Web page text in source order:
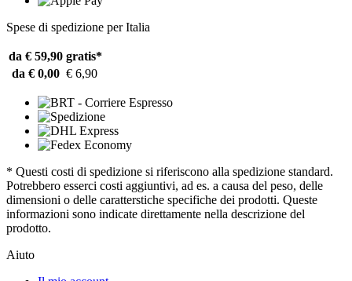
Spese di spedizione per Italia
da € 59,90 gratis*
da € 0,00 € 6,90
* Questi costi di spedizione si riferiscono alla spedizione standard.
Potrebbero esserci costi aggiuntivi, ad es. a causa del peso, delle
dimensioni o delle caratterstiche specifiche dei prodotti. Queste
informazioni sono indicate direttamente nella descrizione del
prodotto.
Aiuto